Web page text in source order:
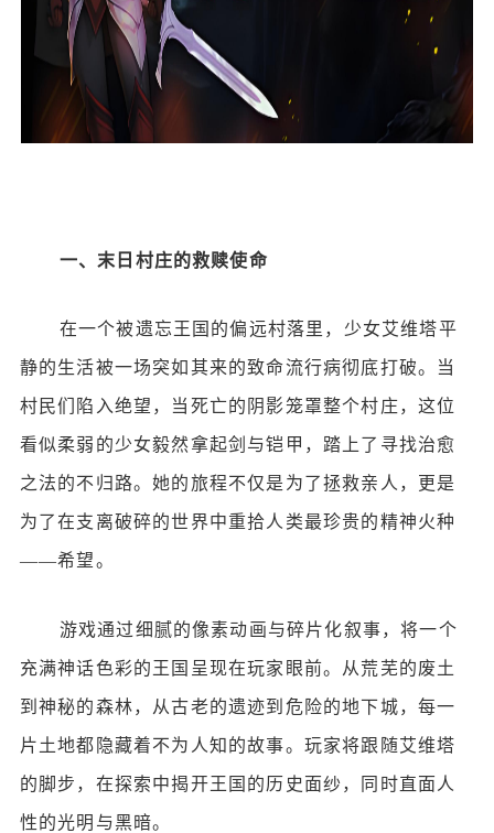
一、末日村庄的救赎使命
在一个被遗忘王国的偏远村落里，少女艾维塔平
静的生活被一场突如其来的致命流行病彻底打破。当
村民们陷入绝望，当死亡的阴影笼罩整个村庄，这位
看似柔弱的少女毅然拿起剑与铠甲，踏上了寻找治愈
之法的不归路。她的旅程不仅是为了拯救亲人，更是
为了在支离破碎的世界中重拾人类最珍贵的精神火种
——希望。
游戏通过细腻的像素动画与碎片化叙事，将一个
充满神话色彩的王国呈现在玩家眼前。从荒芜的废土
到神秘的森林，从古老的遗迹到危险的地下城，每一
片土地都隐藏着不为人知的故事。玩家将跟随艾维塔
的脚步，在探索中揭开王国的历史面纱，同时直面人
性的光明与黑暗。